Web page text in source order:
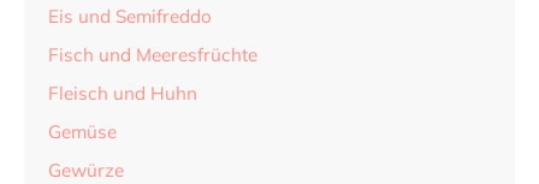
Eis und Semifreddo
Fisch und Meeresfrüchte
Fleisch und Huhn
Gemüse
Gewürze